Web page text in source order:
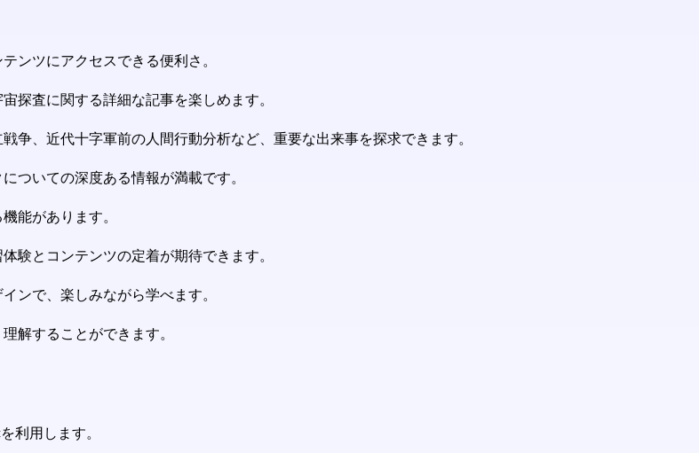
ンツにアクセスできる便利さ。
探査に関する詳細な記事を楽しめます。
争、近代十字軍前の人間行動分析など、重要な出来事を探求できます。
ついての深度ある情報が満載です。
能があります。
験とコンテンツの定着が期待できます。
ンで、楽しみながら学べます。
解することができます。
利用します。